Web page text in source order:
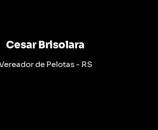
Cesar Brisolara
de Pelotas - RS